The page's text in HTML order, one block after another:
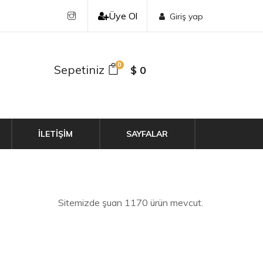
Giriş yap
Üye Ol
Sepetiniz 0 $ 0
İLETİŞİM SAYFALAR
Sitemizde şuan 1170 ürün mevcut.